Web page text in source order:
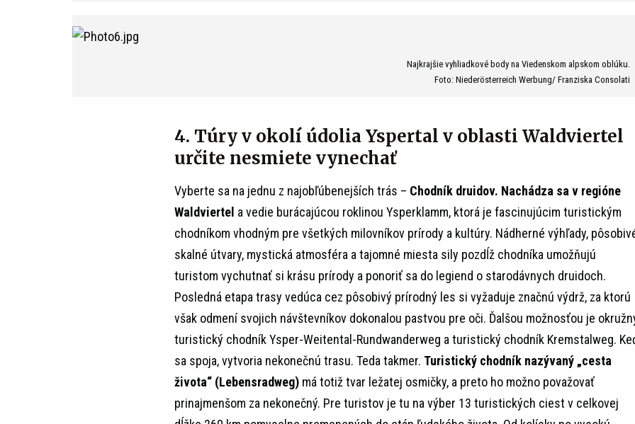
Najkrajšie vyhliadkové body na Viedenskom alpskom oblúku.
Foto: Niederösterreich Werbung/ Franziska Consolati
4. Túry v okolí údolia Yspertal v oblasti Waldviertel
určite nesmiete vynechať
Vyberte sa na jednu z najobľúbenejších trás – Chodník druidov. Nachádza sa v regióne
Waldviertel a vedie burácajúcou roklinou Ysperklamm, ktorá je fascinujúcim turistickým
chodníkom vhodným pre všetkých milovníkov prírody a kultúry. Nádherné výhľady,
skalné útvary, mystická atmosféra a tajomné miesta sily pozdĺž chodníka umožňujú
turistom vychutnať si krásu prírody a ponoriť sa do legiend o starodávnych druidoch.
Posledná etapa trasy vedúca cez pôsobivý prírodný les si vyžaduje značnú výdrž, za ktorú
však odmení svojich návštevníkov dokonalou pastvou pre oči. Ďalšou možnosťou je
turistický chodník Ysper-Weitental-Rundwanderweg a turistický chodník Kremstalweg.
sa spoja, vytvoria nekonečnú trasu. Teda takmer. Turistický chodník nazývaný „cesta
života“ (Lebensradweg) má totiž tvar ležatej osmičky, a preto ho možno považovať
prinajmenšom za nekonečný. Pre turistov je tu na výber 13 turistických ciest v celkovej